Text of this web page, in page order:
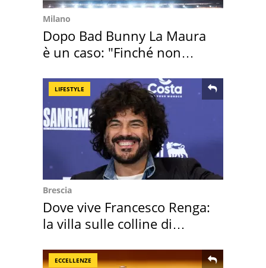
Milano
Dopo Bad Bunny La Maura
è un caso: "Finché non
LIFESTYLE
Brescia
Dove vive Francesco Renga:
la villa sulle colline di
ECCELLENZE